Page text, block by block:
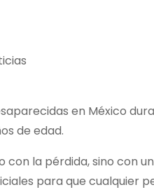
en México
de edad.
con la pérdida, sino con
para que cualquier